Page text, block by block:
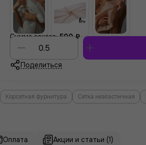
Сумма заказа:500 ₽
Поделиться
Корсетная фурнитура Сетка неэластичная
Оплата Акции и статьи (1)